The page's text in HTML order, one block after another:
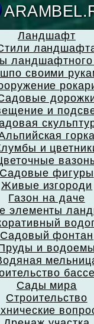
Ландшафт
ландшафтного
своими
и
горка
и
Садовые фигуры
Живые изгороди
Газон на даче
элементы
Садовый фонтан
и водоемы
Сады мира
Строительство